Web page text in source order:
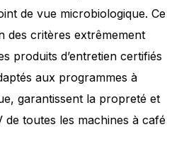
de vue microbiologique. Ce
des critères extrêmement
produits d’entretien certifiés
aux programmes à
garantissent la propreté et
de toutes les machines à café